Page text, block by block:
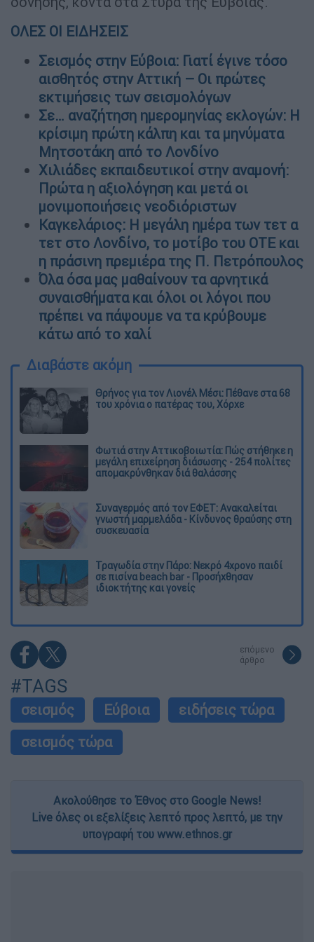
ΟΛΕΣ ΟΙ ΕΙΔΗΣΕΙΣ
Σεισμός στην Εύβοια: Γιατί έγινε τόσο
αισθητός στην Αττική – Οι πρώτες
εκτιμήσεις των σεισμολόγων
Σε… αναζήτηση ημερομηνίας εκλογών: Η
κρίσιμη πρώτη κάλπη και τα μηνύματα
Μητσοτάκη από το Λονδίνο
Χιλιάδες εκπαιδευτικοί στην αναμονή:
Πρώτα η αξιολόγηση και μετά οι
μονιμοποιήσεις νεοδιόριστων
Καγκελάριος: Η μεγάλη ημέρα των τετ α
τετ στο Λονδίνο, το μοτίβο του ΟΤΕ και
η πράσινη πρεμιέρα της Π. Πετρόπουλος
Όλα όσα μας μαθαίνουν τα αρνητικά
συναισθήματα και όλοι οι λόγοι που
πρέπει να πάψουμε να τα κρύβουμε
κάτω από το χαλί
Διαβάστε ακόμη
Θρήνος για τον Λιονέλ Μέσι: Πέθανε στα 68
του χρόνια ο πατέρας του, Χόρχε
Φωτιά στην Αττικοβοιωτία: Πώς στήθηκε η
μεγάλη επιχείρηση διάσωσης - 254 πολίτες
απομακρύνθηκαν διά θαλάσσης
Συναγερμός από τον ΕΦΕΤ: Ανακαλείται
γνωστή μαρμελάδα - Κίνδυνος θραύσης στη
συσκευασία
Τραγωδία στην Πάρο: Νεκρό 4χρονο παιδί
σε πισίνα beach bar - Προσήχθησαν
ιδιοκτήτης και γονείς
επόμενο
άρθρο
#TAGS
σεισμός Εύβοια
ειδήσεις τώρα
σεισμός τώρα
Ακολούθησε το Έθνος στο Google News!
Live όλες οι εξελίξεις λεπτό προς λεπτό, με την
υπογραφή του www.ethnos.gr